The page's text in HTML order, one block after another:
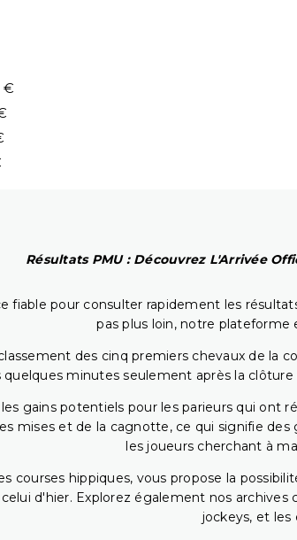
€
Résultats PMU : Découvrez L'Arrivée
fiable pour consulter rapidement les
pas plus loin, notre plateforme
des cinq premiers chevaux de la
quelques minutes seulement après la
gains potentiels pour les parieurs qui ont
mises et de la cagnotte, ce qui signifie
les joueurs cherchant à
courses hippiques, vous propose la
d'hier. Explorez également nos
jockeys, et les